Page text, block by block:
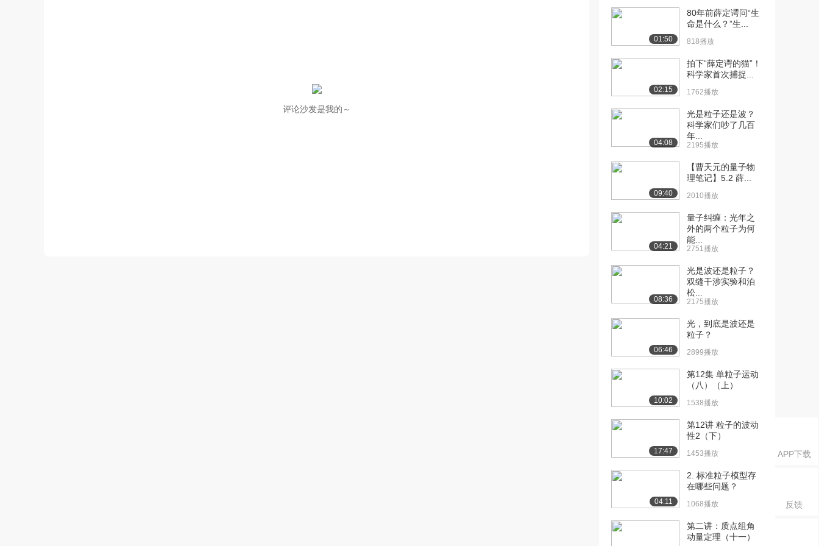
APP下载
反馈
评论沙发是我的～
[10] 1-3 箱中粒子的薛定谔
方程及其解...
05:37
方程及其解...
Schrödin...
Schrödin...
[14] 2-2变数分离法解单电
子原子的Sc...
[15] 2-2变数分离法解单电
子原子的Sc...
1619播放
[16] 2-3单电子原子的波函
1401播放
[17] 2-4量子数及其物理意
1789播放
[18] 2-4量子数及其物理意
义(I)（下...
1232播放
[19] 2-5量子数及其物理意
义(II)
534播放
图形（上）
1484播放
[21] 2-6波函数和电子云的 07:23
01:50
80年前薛定谔问“生
命是什么？”生...
818播放
02:15
拍下“薛定谔的猫”！
科学家首次捕捉...
1762播放
04:08
光是粒子还是波？
科学家们吵了几百
年...
2195播放
09:40
【曹天元的量子物
理笔记】5.2 薛...
2010播放
04:21
量子纠缠：光年之
外的两个粒子为何
能...
2751播放
08:36
光是波还是粒子？
双缝干涉实验和泊
松...
2175播放
06:46
光，到底是波还是
粒子？
2899播放
10:02
第12集 单粒子运动
（八）（上）
1538播放
17:47
第12讲 粒子的波动
性2（下）
1453播放
04:11
2. 标准粒子模型存
在哪些问题？
1068播放
第二讲：质点组角
动量定理（十一）